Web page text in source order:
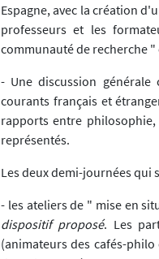
Espagne, avec la création
professeurs et les
communauté de recherche
- Une discussion
courants français et
rapports entre
représentés.
Les deux demi-journées qui
- les ateliers de " mise en
dispositif proposé. Les
(animateurs des cafés-